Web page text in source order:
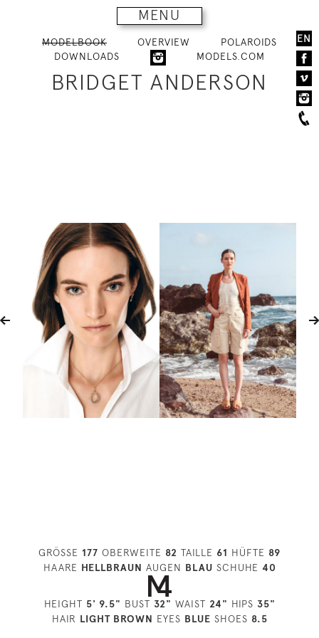
MENU
EN
MODELBOOK OVERVIEW
POLAROIDS
DOWNLOADS
MODELS.COM
BRIDGET ANDERSON
GRÖSSE 177 OBERWEITE 82 TAILLE 61 HÜFTE 89
HAARE HELLBRAUN AUGEN BLAU SCHUHE 40
HEIGHT 5' 9.5" BUST 32" WAIST 24" HIPS 35"
HAIR LIGHT BROWN EYES BLUE SHOES 8.5